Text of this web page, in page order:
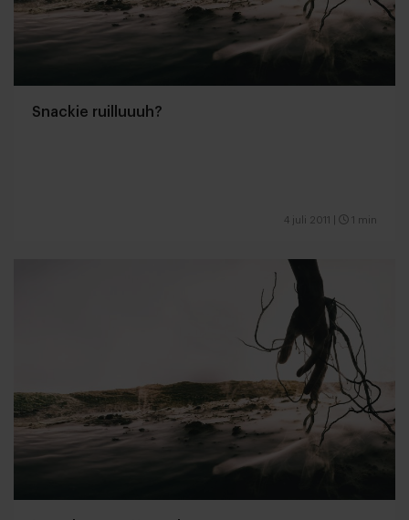
Snackie ruilluuuh?
4 juli 2011 1 min